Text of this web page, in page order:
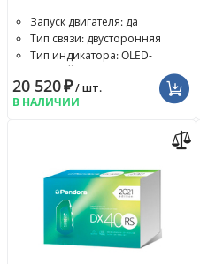
Запуск двигателя: да
Тип связи: двусторонняя
Тип индикатора: OLED-
дисплей
20 520₽/ шт.
В НАЛИЧИИ